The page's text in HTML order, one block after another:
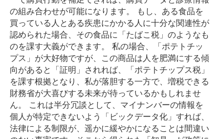
の組み合わせが可能になります。 もし、ある食品を
買っている人とある疾患にかかる人に十分な関連性が
認められた場合、その食品に「たばこ税」のようなも
のを課す大義ができます。 私の場合、「ポテトチッ
プス」が大好物ですが、この商品は人を肥満にする傾
向があると「証明」されれば、「ポテトチップス税」
を課す根拠となり、私が落胆する一方で、増税できる
財務省が大喜びする未来が待っているかもしれませ
ん。 これは半分冗談として、マイナンバーの情報を
個人が特定できないよう「ビックデータ化」すれば、
法律による制限が、遥かに緩やかになることは間違い